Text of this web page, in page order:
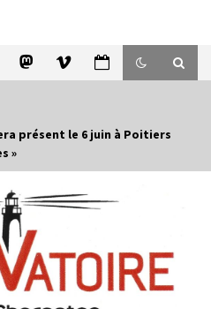
présent le 6 juin à Poitiers
»